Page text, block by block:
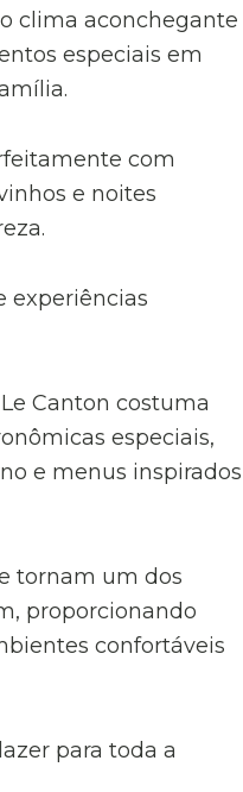
clima aconchegante
especiais em
com
e noites
experiências
Canton costuma
especiais,
e menus inspirados
tornam um dos
proporcionando
confortáveis
para toda a